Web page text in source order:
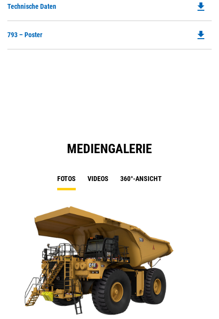
a
Technische Daten
a
file_download
793 – Poster file_download
MEDIENGALERIE
FOTOS VIDEOS 360°-ANSICHT